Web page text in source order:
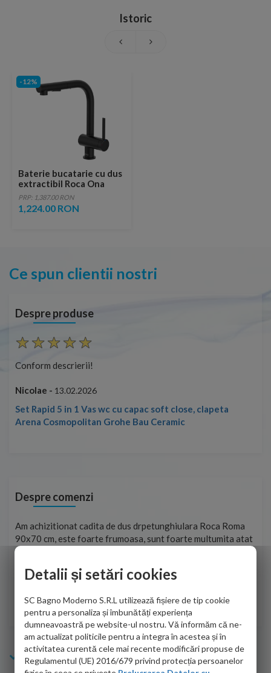
Istoric
-12%
Baterie bucatarie cu dus
extractibil Roca Ona
Cold Start 2 functii
negru mat
PRP: 1,387.00 RON
1,224.00 RON
Ce spun clientii nostri
Despre produse
Conform descrierii!
Nicolae - 13.02.2026
Set Rapid 5 in 1 Vas wc cu capac soft close, clapeta
Arena Cosmopolitan Grohe Bau Ceramic
Despre comenzi
Am achizitionat cadita de dus drpetunghiulara Roca Roma
90x70 cm, este foarte frumoasa, sunt foarte multumita atat
de personalul firmei dvs. cu care am colaborat in obtinerea
adus coletul in siguranta.Numai bine, va doresc!
Sofrone Viviana -28.07.2026
Info Bagno
Detalii și setări cookies
SC Bagno Moderno S.R.L utilizează fișiere de tip cookie
pentru a personaliza și îmbunătăți experiența
dumneavoastră pe website-ul nostru. Vă informăm că ne-
am actualizat politicile pentru a integra în acestea și în
activitatea curentă cele mai recente modificări propuse de
Regulamentul (UE) 2016/679 privind protecția persoanelor